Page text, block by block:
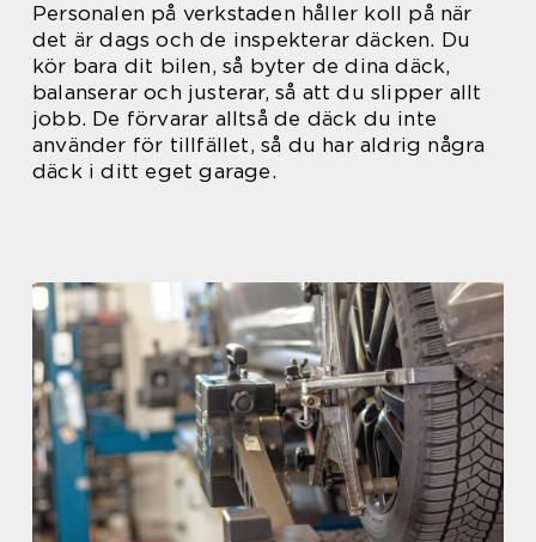
Personalen på verkstaden håller koll på när
det är dags och de inspekterar däcken. Du
kör bara dit bilen, så byter de dina däck,
balanserar och justerar, så att du slipper allt
jobb. De förvarar alltså de däck du inte
använder för tillfället, så du har aldrig några
däck i ditt eget garage.